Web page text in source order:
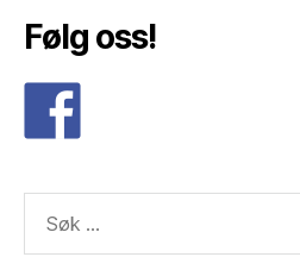
Følg oss!
etter: